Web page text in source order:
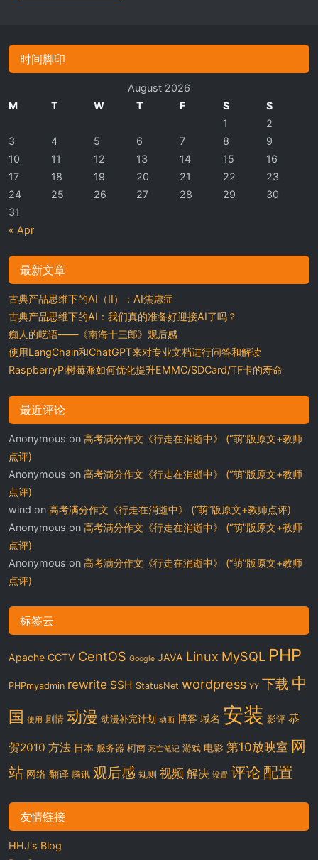
时间脚印
August 2026
M
T W T F S S
« Apr
1
2
3
4 5 6 7 8
9
10
11 12 13 14 15
16
17
18 19 20 21 22
23
24
25 26 27 28 29
30
31
最新文章
古典产品思维下的AI（II）：AI焦虑症
古典产品思维下的AI：我们真的准备好迎接AI了吗？
痴人的呓语——《南海十三郎》观后感
使用LangChain和ChatGPT来对专业文档进行问答和解读
RaspberryPi树莓派如何优化提升EMMC/SDCard/TF卡的寿命
最近评论
Anonymous on 高考满分作文《行走在消逝中》 (“萌”版原文+教师
点评)
Anonymous on 高考满分作文《行走在消逝中》 (“萌”版原文+教师
点评)
wind on 高考满分作文《行走在消逝中》 (“萌”版原文+教师点评)
Anonymous on 高考满分作文《行走在消逝中》 (“萌”版原文+教师
点评)
Anonymous on 高考满分作文《行走在消逝中》 (“萌”版原文+教师
点评)
标签云
Apache CCTV CentOS Google JAVA Linux MySQL PHP
PHPmyadmin rewrite SSH StatusNet wordpress YY 下载 中
国 使用 剧情 动漫 动漫补完计划 动画 博客 域名 安装 影评 恭
贺2010 方法 日本 服务器 柯南 死亡笔记 游戏 电影 第10放映室 网
站 网络 翻译 腾讯 观后感 规则 视频 解决 设置 评论 配置
友情链接
HHJ's Blog